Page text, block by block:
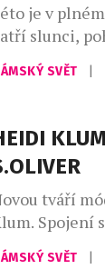
je v plném
slunci,
Kolekce Club
s jeho
– […]
SVĚT
tváří
Spojení
módního
SVĚT